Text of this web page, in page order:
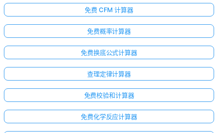
免费 CFM 计算器
免费概率计算器
免费换底公式计算器
查理定律计算器
免费校验和计算器
免费化学反应计算器